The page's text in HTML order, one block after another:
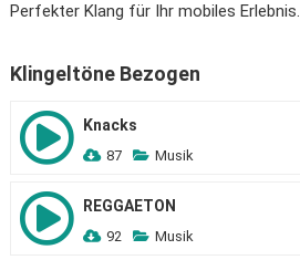
Perfekter Klang für Ihr mobiles Erlebnis.
Klingeltöne Bezogen
Knacks
87 Musik
REGGAETON
92 Musik